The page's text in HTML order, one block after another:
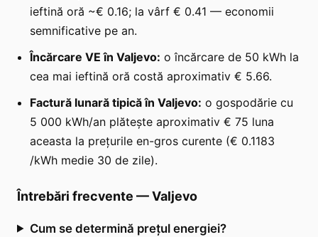
ieftină oră ~€ 0.16; la vârf € 0.41 — economii
semnificative pe an.
Încărcare VE în Valjevo: o încărcare de 50 kWh la
cea mai ieftină oră costă aproximativ € 5.66.
Factură lunară tipică în Valjevo: o gospodărie cu
5 000 kWh/an plătește aproximativ € 75 luna
aceasta la prețurile en-gros curente (€ 0.1183
/kWh medie 30 de zile).
Întrebări frecvente —Valjevo
Cum se determină prețul energiei?